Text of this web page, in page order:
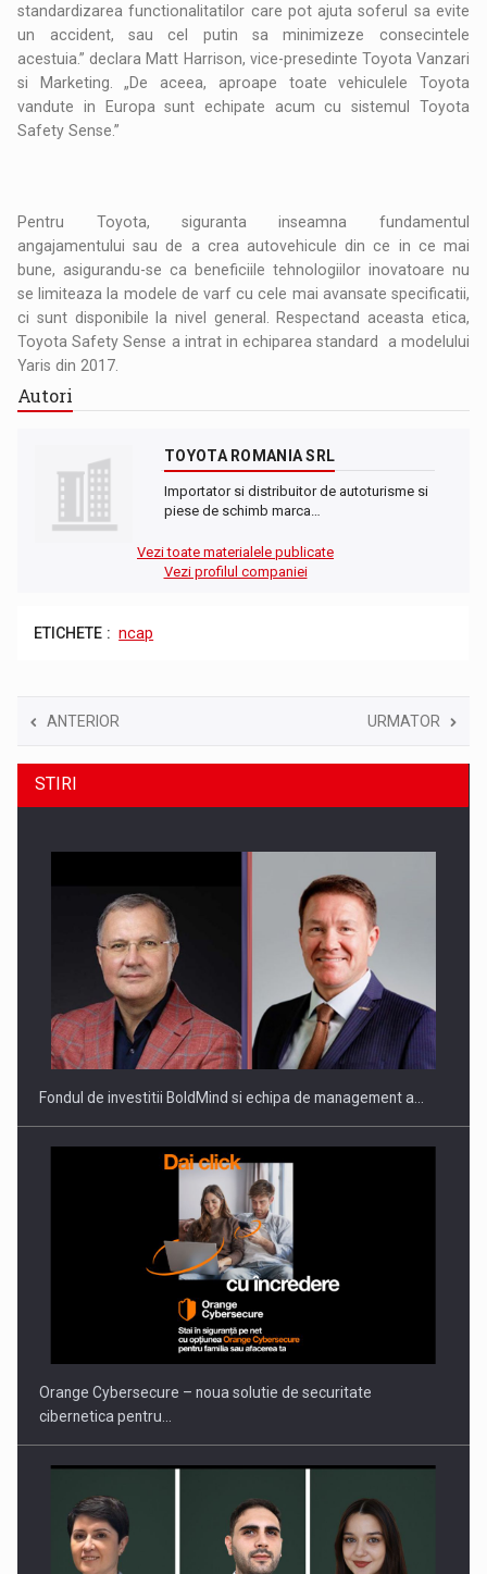
standardizarea functionalitatilor care pot ajuta soferul sa evite
un accident, sau cel putin sa minimizeze consecintele
acestuia.” declara Matt Harrison, vice-presedinte Toyota Vanzari
si Marketing. „De aceea, aproape toate vehiculele Toyota
vandute in Europa sunt echipate acum cu sistemul Toyota
Safety Sense.”
Pentru Toyota, siguranta inseamna fundamentul
angajamentului sau de a crea autovehicule din ce in ce mai
bune, asigurandu-se ca beneficiile tehnologiilor inovatoare nu
se limiteaza la modele de varf cu cele mai avansate specificatii,
ci sunt disponibile la nivel general. Respectand aceasta etica,
Toyota Safety Sense a intrat in echiparea standard a modelului
Yaris din 2017.
Autori
TOYOTA ROMANIA SRL
Importator si distribuitor de autoturisme si
piese de schimb marca…
Vezi toate materialele publicate
Vezi profilul companiei
ETICHETE : ncap
ANTERIOR URMATOR
STIRI
Fondul de investitii BoldMind si echipa de management a…
Orange Cybersecure – noua solutie de securitate
cibernetica pentru…